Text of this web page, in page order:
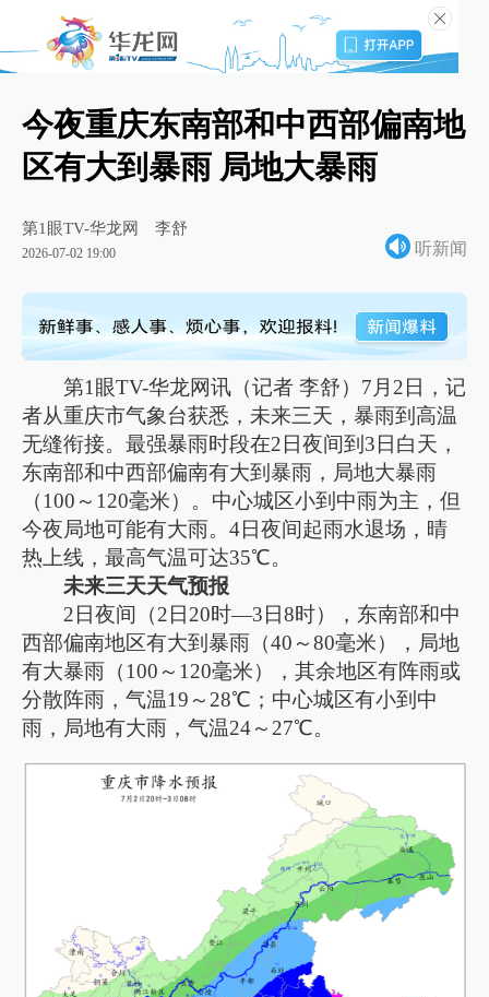
今夜重庆东南部和中西部偏南地
区有大到暴雨 局地大暴雨
第1眼TV-华龙网 李舒
2026-07-02 19:00 听新闻
第1眼TV-华龙网讯（记者 李舒）7月2日，记
者从重庆市气象台获悉，未来三天，暴雨到高温
无缝衔接。最强暴雨时段在2日夜间到3日白天，
东南部和中西部偏南有大到暴雨，局地大暴雨
（100～120毫米）。中心城区小到中雨为主，但
今夜局地可能有大雨。4日夜间起雨水退场，晴
热上线，最高气温可达35℃。
未来三天天气预报
2日夜间（2日20时—3日8时），东南部和中
西部偏南地区有大到暴雨（40～80毫米），局地
有大暴雨（100～120毫米），其余地区有阵雨或
分散阵雨，气温19～28℃；中心城区有小到中
雨，局地有大雨，气温24～27℃。